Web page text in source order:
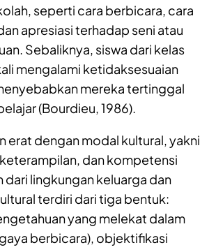
seperti cara berbicara, cara
apresiasi terhadap seni atau
Sebaliknya, siswa dari kelas
mengalami ketidaksesuaian
mereka tertinggal
(Bourdieu, 1986).
erat dengan modal kultural, yakni
dan kompetensi
lingkungan keluarga dan
terdiri dari tiga bentuk:
yang melekat dalam
berbicara), objektifikasi